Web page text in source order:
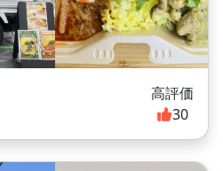
高評価
30